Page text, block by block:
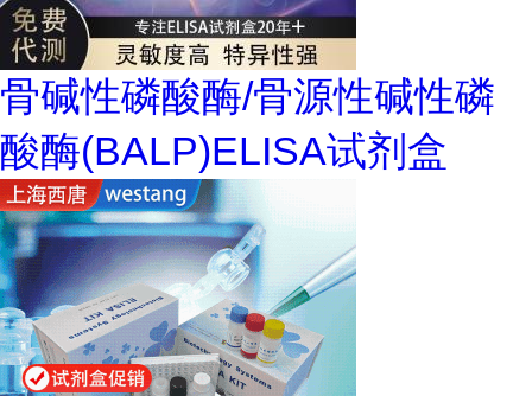
骨碱性磷酸酶/骨源性碱性磷
酸酶(BALP)ELISA试剂盒